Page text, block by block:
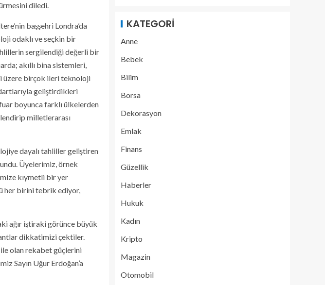
diledi.
başşehri Londra’da
odaklı ve seçkin bir
sergilendiği değerli bir
akıllı bina sistemleri,
üzere birçok ileri teknoloji
geliştirdikleri
boyunca farklı ülkelerden
milletlerarası
dayalı tahliller geliştiren
Üyelerimiz, örnek
kıymetli bir yer
her birini tebrik ediyor,
ağır iştiraki görünce büyük
dikkatimizi çektiler.
ile olan rekabet güçlerini
Sayın Uğur Erdoğan’a
KATEGORI
Anne
Bebek
Bilim
Borsa
Dekorasyon
Emlak
Finans
Güzellik
Haberler
Hukuk
Kadın
Kripto
Magazin
Otomobil